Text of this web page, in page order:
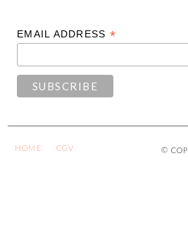
EMAIL ADDRESS *
HOME CGV ©